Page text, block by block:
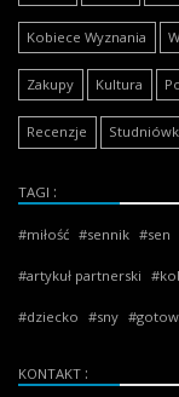
Kobiece Wyznania
Zakupy Kultura
Recenzje
TAGI
miłość sennik sen
artykuł partnerski
dziecko sny
KONTAKT